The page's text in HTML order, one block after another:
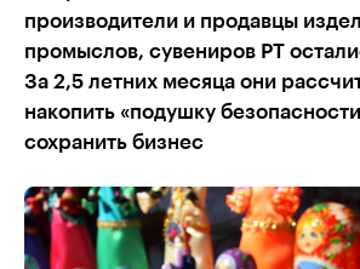
производители и продавцы
промыслов, сувениров РТ
За 2,5 летних месяца они
накопить «подушку
сохранить бизнес